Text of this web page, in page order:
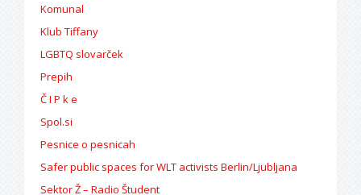
Komunal
Klub Tiffany
LGBTQ slovarček
Prepih
Č I P k e
Spol.si
Pesnice o pesnicah
Safer public spaces for WLT activists Berlin/Ljubljana
Sektor Ž – Radio Študent